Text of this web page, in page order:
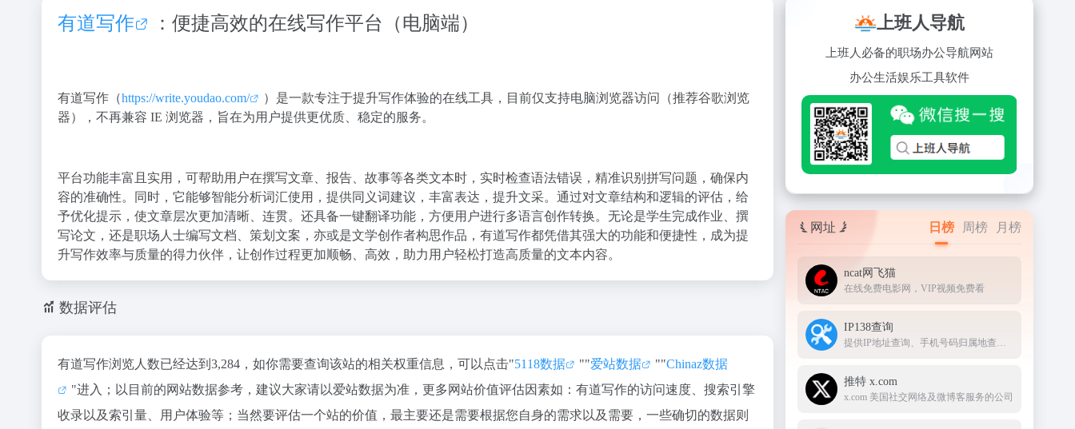
有道写作 ：便捷高效的在线写作平台（电脑端）
有道写作（https://write.youdao.com/
）是一款专注于提升写作体验的在线工具，目前仅支持电脑浏览器访问（推荐谷歌浏览
器），不再兼容 IE 浏览器，旨在为用户提供更优质、稳定的服务。
平台功能丰富且实用，可帮助用户在撰写文章、报告、故事等各类文本时，实时检查语法错误，精准识别拼写问题，确保内
容的准确性。同时，它能够智能分析词汇使用，提供同义词建议，丰富表达，提升文采。通过对文章结构和逻辑的评估，给
予优化提示，使文章层次更加清晰、连贯。还具备一键翻译功能，方便用户进行多语言创作转换。无论是学生完成作业、撰
写论文，还是职场人士编写文档、策划文案，亦或是文学创作者构思作品，有道写作都凭借其强大的功能和便捷性，成为提
升写作效率与质量的得力伙伴，让创作过程更加顺畅、高效，助力用户轻松打造高质量的文本内容。
数据评估
有道写作浏览人数已经达到3,284，如你需要查询该站的相关权重信息，可以点击"5118数据 ""爱站数据 ""Chinaz数据
"进入；以目前的网站数据参考，建议大家请以爱站数据为准，更多网站价值评估因素如：有道写作的访问速度、搜索引擎
收录以及索引量、用户体验等；当然要评估一个站的价值，最主要还是需要根据您自身的需求以及需要，一些确切的数据则
上班人导航
上班人必备的职场办公导航网站
办公生活娱乐工具软件
网址 日榜 周榜 月榜
ncat网飞猫
在线免费电影网，VIP视频免费看
IP138查询
提供IP地址查询、手机号码归属地查询、邮政编码查询及身份证号码验证等服务
推特 x.com
x.com 美国社交网络及微博客服务的公司